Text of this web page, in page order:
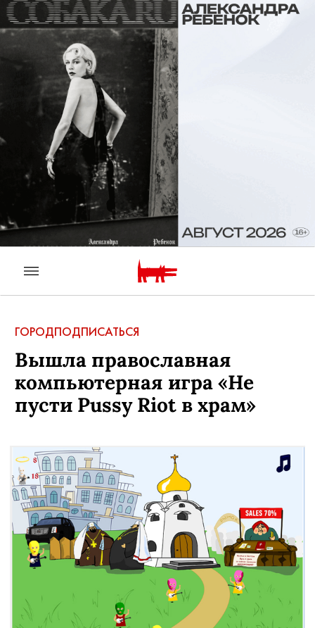
ГОРОДПОДПИСАТЬСЯ
Вышла православная
компьютерная игра «Не
пусти Pussy Riot в храм»